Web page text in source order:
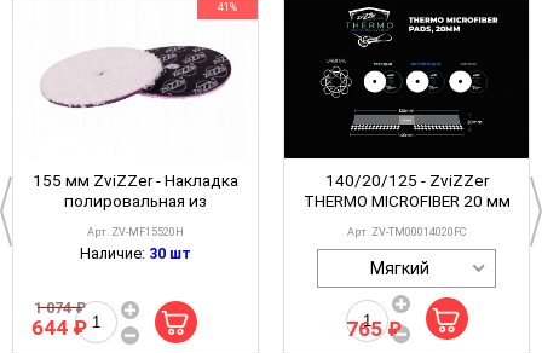
41%
155 мм ZviZZer - Накладка
полировальная из
Арт. ZV-MF15520H
Наличие: 30 шт
1 074 ₽
644 ₽
140/20/125 - ZviZZer
THERMO MICROFIBER 20 мм
круг
Арт. ZV-TM00014020FC
Мягкий
765 ₽